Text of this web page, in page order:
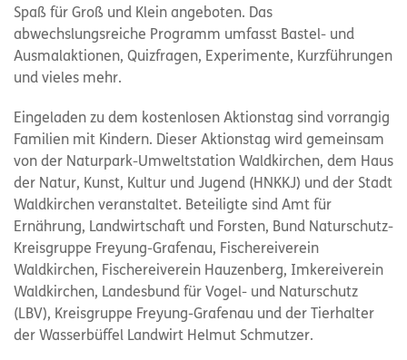
Spaß für Groß und Klein angeboten. Das
abwechslungsreiche Programm umfasst Bastel- und
Ausmalaktionen, Quizfragen, Experimente, Kurzführungen
und vieles mehr.
Eingeladen zu dem kostenlosen Aktionstag sind vorrangig
Familien mit Kindern. Dieser Aktionstag wird gemeinsam
von der Naturpark-Umweltstation Waldkirchen, dem Haus
der Natur, Kunst, Kultur und Jugend (HNKKJ) und der Stadt
Waldkirchen veranstaltet. Beteiligte sind Amt für
Ernährung, Landwirtschaft und Forsten, Bund Naturschutz-
Kreisgruppe Freyung-Grafenau, Fischereiverein
Waldkirchen, Fischereiverein Hauzenberg, Imkereiverein
Waldkirchen, Landesbund für Vogel- und Naturschutz
(LBV), Kreisgruppe Freyung-Grafenau und der Tierhalter
der Wasserbüffel Landwirt Helmut Schmutzer.